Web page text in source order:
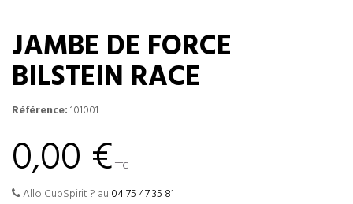
JAMBE DE FORCE
BILSTEIN RACE
Référence:101001
0,00 € TTC
Allo CupSpirit ? au 04 75 47 35 81